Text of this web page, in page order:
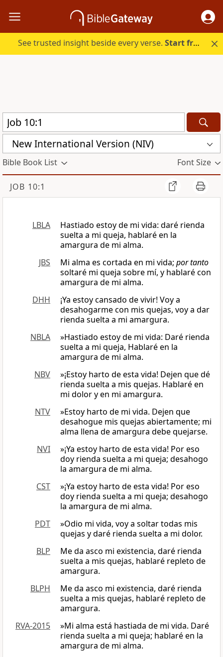
See trusted insight beside every verse.Start free.
New International Version (NIV)
Bible Book List Font Size
JOB 10:1
LBLA
Hastiado estoy de mi vida: daré rienda
suelta a mi queja, hablaré en la
amargura de mi alma.
JBS
Mi alma es cortada en mi vida; por tanto
soltaré mi queja sobre mí, y hablaré con
amargura de mi alma.
DHH
¡Ya estoy cansado de vivir! Voy a
desahogarme con mis quejas, voy a dar
rienda suelta a mi amargura.
NBLA
»Hastiado estoy de mi vida: Daré rienda
suelta a mi queja, Hablaré en la
amargura de mi alma.
NBV
»¡Estoy harto de esta vida! Dejen que dé
rienda suelta a mis quejas. Hablaré en
mi dolor y en mi amargura.
NTV
»Estoy harto de mi vida. Dejen que
desahogue mis quejas abiertamente; mi
alma llena de amargura debe quejarse.
NVI
»¡Ya estoy harto de esta vida! Por eso
doy rienda suelta a mi queja; desahogo
la amargura de mi alma.
CST
»¡Ya estoy harto de esta vida! Por eso
doy rienda suelta a mi queja; desahogo
la amargura de mi alma.
PDT
»Odio mi vida, voy a soltar todas mis
quejas y daré rienda suelta a mi dolor.
BLP
Me da asco mi existencia, daré rienda
suelta a mis quejas, hablaré repleto de
amargura.
BLPH
Me da asco mi existencia, daré rienda
suelta a mis quejas, hablaré repleto de
amargura.
RVA-2015
»Mi alma está hastiada de mi vida. Daré
rienda suelta a mi queja; hablaré en la
amargura de mi alma.